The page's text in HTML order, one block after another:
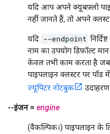
यदि आप अपने क्यूबफ़्लो
नहीं जानते हैं, तो अपने
यदि --endpoint
नाम का उपयोग डिफ़ॉल्ट
केवल तभी काम करता है
पाइपलाइन क्लस्टर पर पॉड
ज्यूपिटर नोटबुक
--इंजन = engine
(वैकल्पिक।) पाइपलाइन के